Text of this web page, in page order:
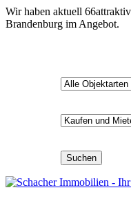
Wir haben aktuell 66
Brandenburg im Angebot.
Suchen